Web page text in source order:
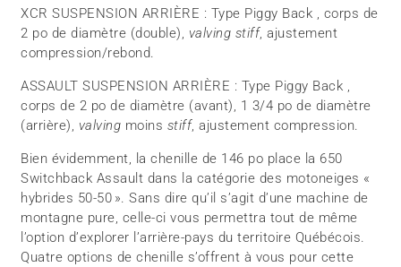
XCR SUSPENSION ARRIÈRE : Type Piggy Back , corps de
2 po de diamètre (double), valving stiff, ajustement
compression/rebond.
ASSAULT SUSPENSION ARRIÈRE : Type Piggy Back ,
corps de 2 po de diamètre (avant), 1 3/4 po de diamètre
(arrière), valving moins stiff, ajustement compression.
Bien évidemment, la chenille de 146 po place la 650
Switchback Assault dans la catégorie des motoneiges «
hybrides 50-50 ». Sans dire qu’il s’agit d’une machine de
montagne pure, celle-ci vous permettra tout de même
l’option d’explorer l’arrière-pays du territoire Québécois.
Quatre options de chenille s’offrent à vous pour cette